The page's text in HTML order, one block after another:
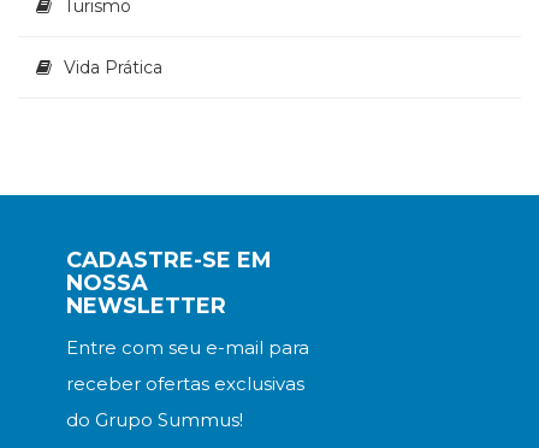
Turismo
Vida Prática
CADASTRE-SE EM
NOSSA
NEWSLETTER
Entre com seu e-mail para
receber ofertas exclusivas
do Grupo Summus!